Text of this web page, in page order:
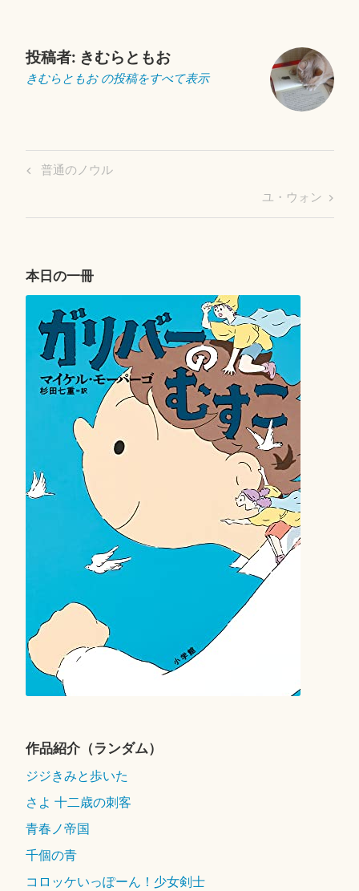
投稿者: きむらともお
きむらともお の投稿をすべて表示
投
ー
シ
ン
Previous
普通のノウル
Next
Post
ユ・ウォン
本日の一冊
作品紹介（ランダム）
ジジきみと歩いた
さよ 十二歳の刺客
青春ノ帝国
千個の青
コロッケいっぽーん！少女剣士